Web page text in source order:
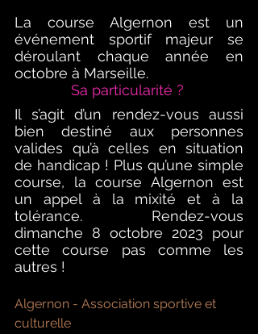
La course Algernon est un
événement sportif majeur se
déroulant chaque année en
octobre à Marseille.
Sa particularité ?
Il s’agit d’un rendez-vous aussi
bien destiné aux personnes
valides qu’à celles en situation
de handicap ! Plus qu’une simple
course, la course Algernon est
un appel à la mixité et à la
tolérance. Rendez-vous
dimanche 8 octobre 2023 pour
cette course pas comme les
autres !
Algernon - Association sportive et
culturelle